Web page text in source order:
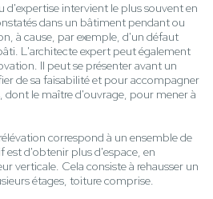
d'expertise intervient le plus souvent en
dans un bâtiment pendant ou
à cause, par exemple, d'un défaut
L'architecte expert peut également
Il peut se présenter avant un
de sa faisabilité et pour accompagner
dont le maître d'ouvrage, pour mener à
correspond à un ensemble de
est d'obtenir plus d'espace, en
verticale. Cela consiste à rehausser un
étages, toiture comprise.